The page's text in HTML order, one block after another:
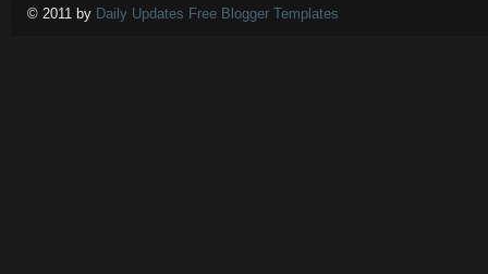
© 2011 by Daily Updates Free Blogger Templates